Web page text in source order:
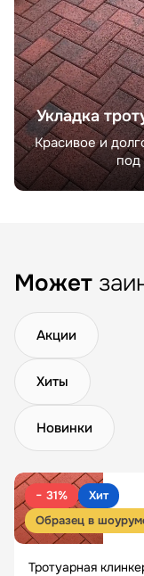
Укладка
Красивое и
под
Может
Акции
Хиты
Новинки
− 31%
Хит
Образец в
Тротуарная